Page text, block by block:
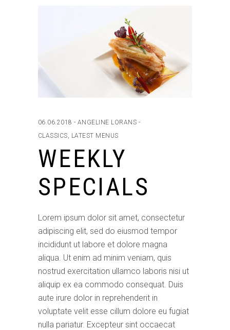
06.06.2018
ANGELINE LORANS
CLASSICS
LATEST MENUS
WEEKLY
SPECIALS
Lorem ipsum dolor sit amet, consectetur
adipiscing elit, sed do eiusmod tempor
incididunt ut labore et dolore magna
aliqua. Ut enim ad minim veniam, quis
nostrud exercitation ullamco laboris nisi ut
aliquip ex ea commodo consequat. Duis
aute irure dolor in reprehenderit in
voluptate velit esse cillum dolore eu fugiat
nulla pariatur. Excepteur sint occaecat